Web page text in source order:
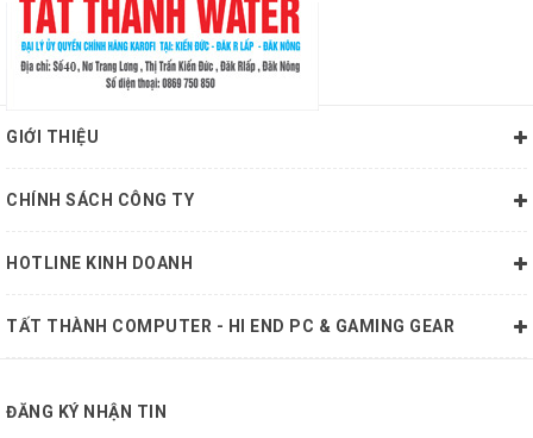
GIỚI THIỆU
CHÍNH SÁCH CÔNG TY
HOTLINE KINH DOANH
TẤT THÀNH COMPUTER - HI END PC & GAMING GEAR
ĐĂNG KÝ NHẬN TIN